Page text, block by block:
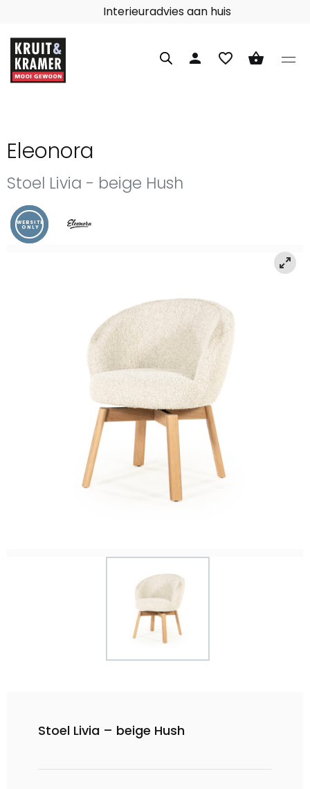
Interieuradvies aan huis
person favorite_border shopping_basket
Eleonora
Stoel Livia - beige Hush
WEBSITE
ONLY
Stoel Livia – beige Hush